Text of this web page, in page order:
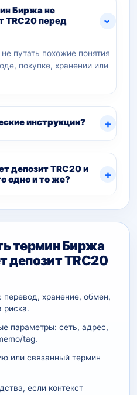
Биржа не
TRC20 перед
путать похожие понятия
покупке, хранении или
инструкции?
депозит TRC20 и
одно и то же?
термин Биржа
депозит TRC20
перевод, хранение, обмен,
риска.
параметры: сеть, адрес,
tag.
или связанный термин
если контекст